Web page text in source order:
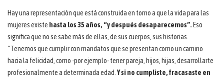
Hay una representación que está construida en torno a que la vida para las
mujeres existe hasta los 35 años, “y después desaparecemos”. Eso
significa que no se sabe más de ellas, de sus cuerpos, sus historias.
“Tenemos que cumplir con mandatos que se presentan como un camino
hacia la felicidad, como -por ejemplo- tener pareja, hijos, hijas, desarrollarte
profesionalmente a determinada edad. Y si no cumpliste, fracasaste en